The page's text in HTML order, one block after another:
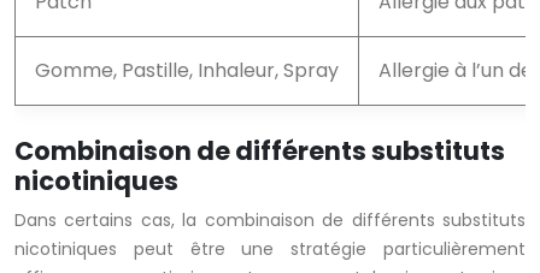
Gomme, Pastille, Inhaleur, Spray Allergie à l’un
Combinaison de différents substituts
nicotiniques
Dans certains cas, la combinaison de différents substituts
nicotiniques peut être une stratégie particulièrement